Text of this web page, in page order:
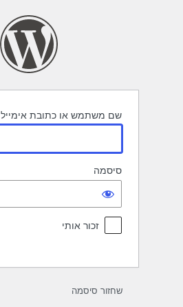
שם משתמש או כתובת אימייל
סיסמה
זכור אותי
שחזור סיסמה